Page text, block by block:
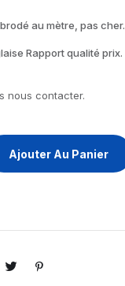
au mètre, pas cher.
Rapport qualité prix.
nous contacter.
Ajouter Au Panier